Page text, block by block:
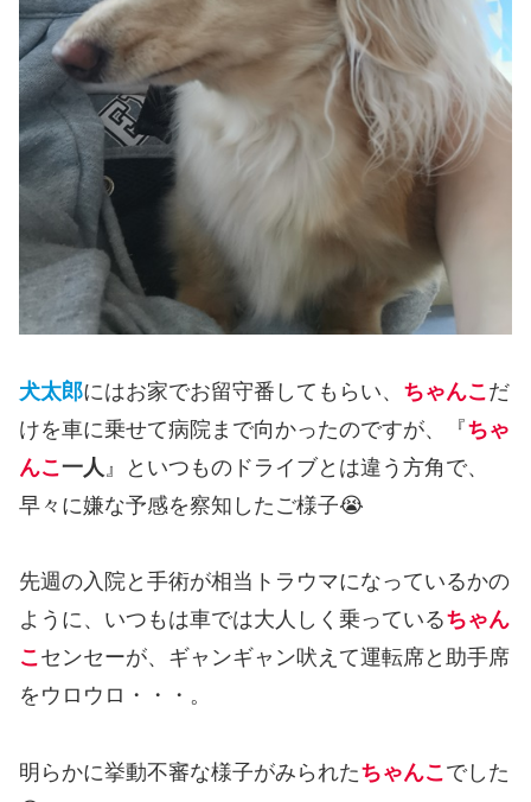
犬太郎にはお家でお留守番してもらい、 ちゃんこ だ
けを車に乗せて病院まで向かったのですが、『ちゃ
んこ 一人 』といつものドライブとは違う方角で、
早々に嫌な予感を察知したご様子😭
先週の入院と手術が相当トラウマになっているかの
ように、いつもは車では大人しく乗っているちゃん
こセンセーが、ギャンギャン吠えて運転席と助手席
をウロウロ・・・。
明らかに挙動不審な様子がみられたちゃんこ でした